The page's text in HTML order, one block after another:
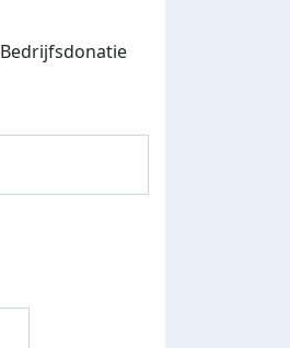
Bedrijfsdonatie